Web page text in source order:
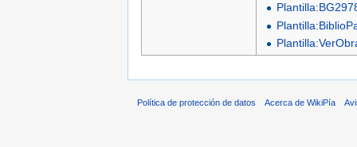
Política de protección de datos Acerca de WikiPía